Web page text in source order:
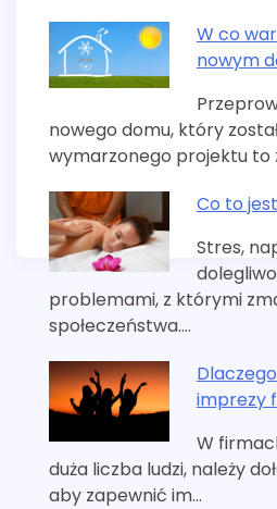
W co
nowym
nowego domu, który
wymarzonego projektu to
Co to
Stres,
problemami, z którymi
społeczeństwa.…
imprezy
W
duża liczba ludzi, należy
aby zapewnić im…